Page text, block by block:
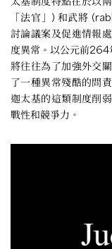
「法官」) 和武將
討論議案及促進情報
度異常。以公元前
將往往為了加強外交
了一種異常殘酷的問
迦太基的這類制度削
戰性和競爭力。